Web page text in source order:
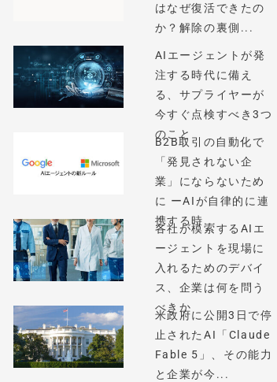
はなぜ復活できたの
か？解除の裏側...
AIエージェントが発
注する時代に備え
る、サプライヤーが
今すぐ点検すべき3つ
のこと
B2B取引の自動化で
「発見されない企
業」にならないため
に ーAIが自律的に連
携する時...
各社が模索するAIエ
ージェントを現場に
入れるためのデバイ
ス、企業は何を問う
べきか
米政府に公開3日で停
止されたAI「Claude
Fable 5」、その能力
と企業が今...